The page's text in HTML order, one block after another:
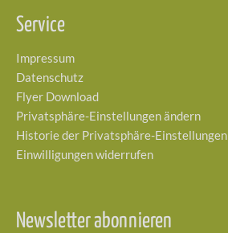
Service
Impressum
Datenschutz
Flyer Download
Privatsphäre-Einstellungen ändern
Historie der Privatsphäre-Einstellungen
Einwilligungen widerrufen
Newsletter abonnieren